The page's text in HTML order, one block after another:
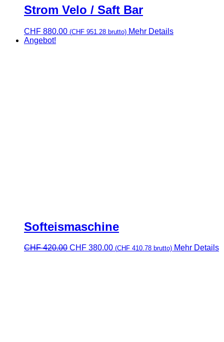
Strom Velo / Saft Bar
CHF 880.00 (CHF 951.28 brutto) Mehr Details
Angebot!
Softeismaschine
CHF420.00 Ursprünglicher
CHF 380.00Aktueller
(CHF 410.78 brutto) Mehr Details